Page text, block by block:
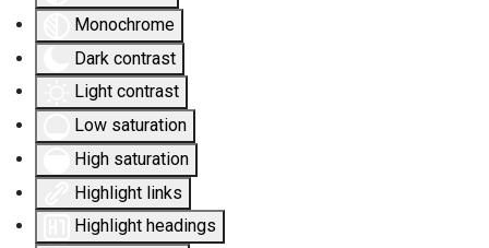
Monochrome
Dark contrast
Light contrast
Low saturation
High saturation
Highlight links
Highlight headings